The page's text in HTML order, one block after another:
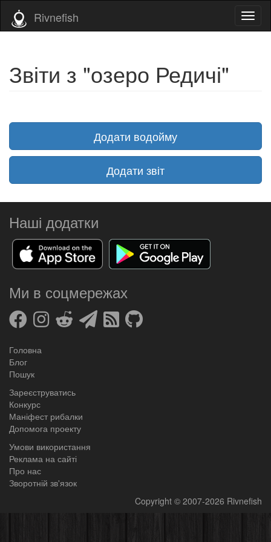
Rivnefish
Звіти з "озеро Редичі"
Додати водойму
Додати звіт
Наші додатки
Ми в соцмережах
Головна
Блог
Пошук
Зареєструватись
Конкурс
Маніфест рибалки
Допомога проекту
Умови використання
Реклама на сайті
Про нас
Зворотній зв'язок
Copyright © 2007-2026 Rivnefish